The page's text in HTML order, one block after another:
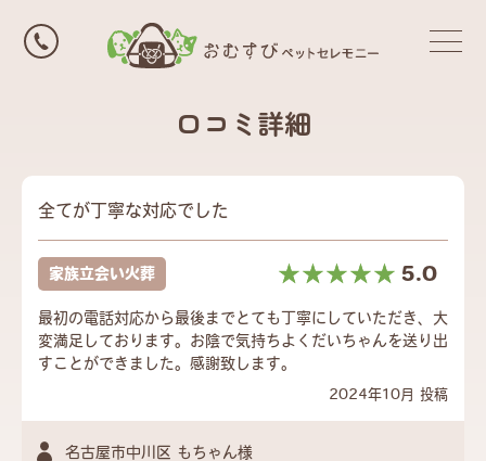
口コミ詳細
全てが丁寧な対応でした
家族立会い火葬 ☆☆☆☆☆
★★★★★ 5.0
最初の電話対応から最後までとても丁寧にしていただき、大
変満足しております。お陰で気持ちよくだいちゃんを送り出
すことができました。感謝致します。
2024年10月 投稿
名古屋市中川区 もちゃん様